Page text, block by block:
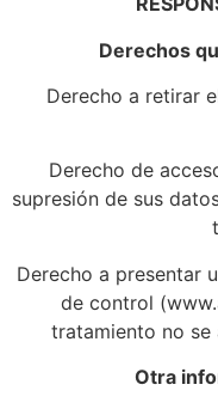
Derechos
Derecho a retirar
Derecho de
supresión de sus
Derecho a presentar
de control
tratamiento no se
Otra